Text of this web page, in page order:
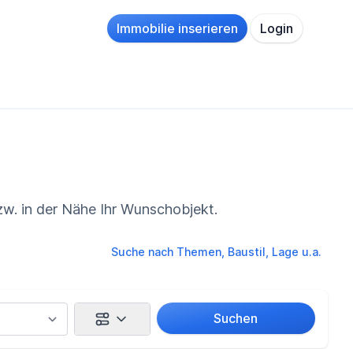
Immobilie inserieren Login
in der Nähe Ihr Wunschobjekt.
Suche nach Themen, Baustil, Lage u.a.
Suchen